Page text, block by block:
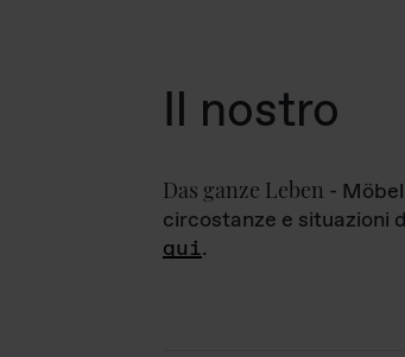
Il nostro
Das ganze Leben -
circostanze e situazioni
qui.